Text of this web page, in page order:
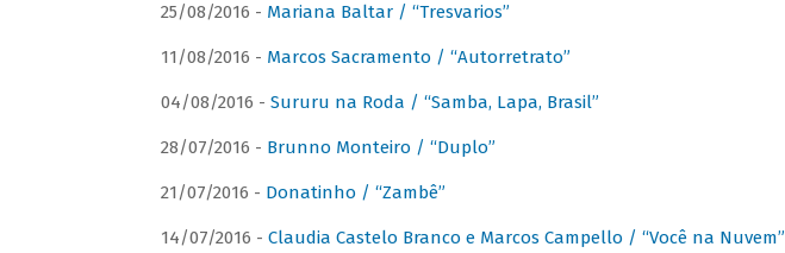
25/08/2016 - Mariana Baltar / “Tresvarios”
11/08/2016 - Marcos Sacramento / “Autorretrato”
04/08/2016 - Sururu na Roda / “Samba, Lapa, Brasil”
28/07/2016 - Brunno Monteiro / “Duplo”
21/07/2016 - Donatinho / “Zambê”
14/07/2016 - Claudia Castelo Branco e Marcos Campello / “Você na Nuvem”